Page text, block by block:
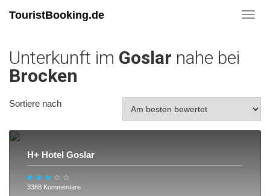
TouristBooking.de
Unterkunft im Goslar nahe bei
Brocken
Sortiere nach
H+ Hotel Goslar
3388 Kommentare